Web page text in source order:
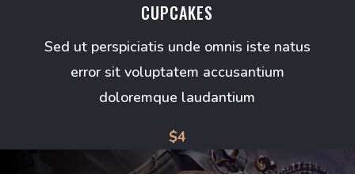
CUPCAKES
Sed ut perspiciatis unde omnis iste natus
error sit voluptatem accusantium
doloremque laudantium
$4